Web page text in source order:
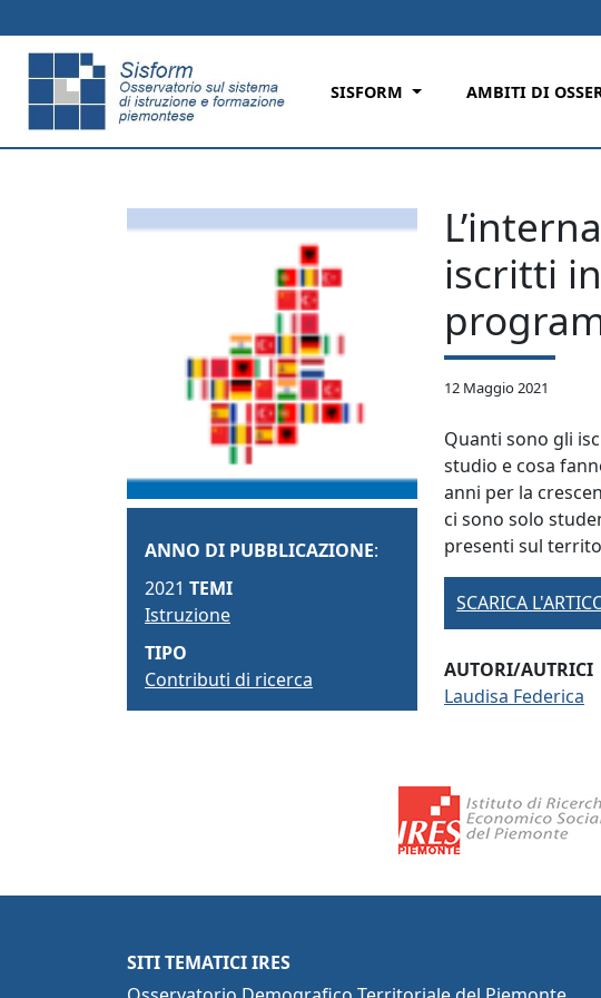
SISFORM AMBITI DI
ANNO DI PUBBLICAZIONE:
2021 TEMI
Istruzione
TIPO
Contributi di ricerca
iscritti
12 Maggio 2021
Quanti sono gli
studio e cosa
anni per la
ci sono solo
presenti sul
SCARICA
AUTORI/AUTRICI
Laudisa Federica
SITI TEMATICI IRES